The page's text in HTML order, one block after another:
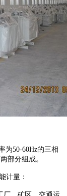
50-60Hz的三相
部分组成。
计量：